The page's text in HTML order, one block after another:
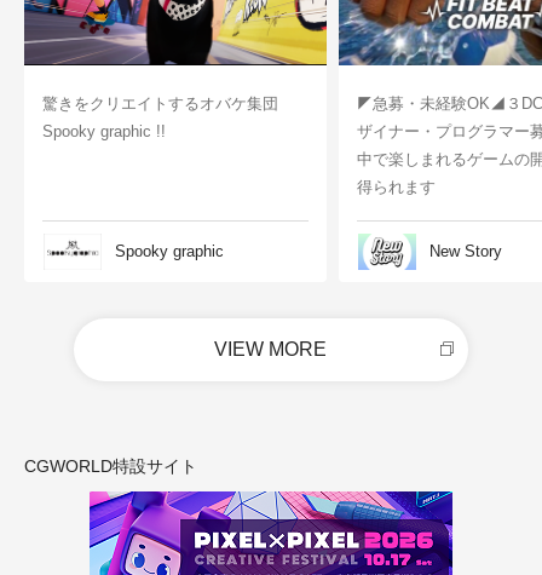
驚きをクリエイトするオバケ集団
Spooky graphic !!
Spooky graphic
◤急募・未経験OK◢３
ザイナー・プログラマー
中で楽しまれるゲームの
得られます
New Story
VIEW MORE
CGWORLD特設サイト